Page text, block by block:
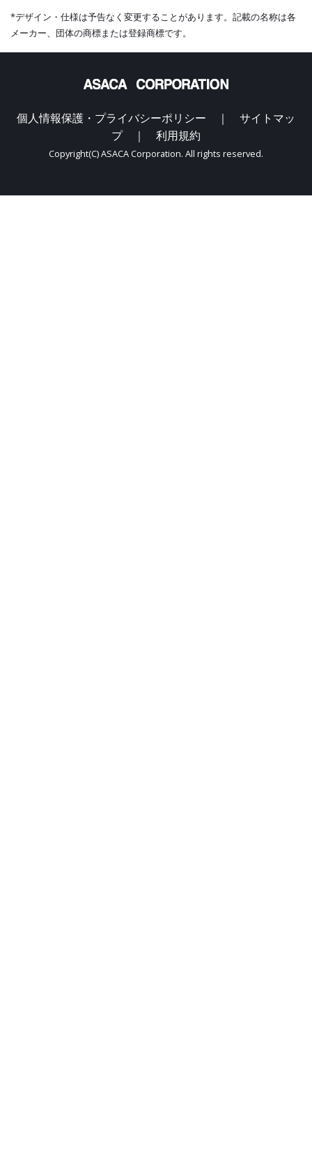
*デザイン・仕様は予告なく変更することがあります。記載の名称は各
メーカー、団体の商標または登録商標です。
個人情報保護・プライバシーポリシー ｜ サイトマッ
プ ｜ 利用規約
Copyright(C) ASACA Corporation. All rights reserved.